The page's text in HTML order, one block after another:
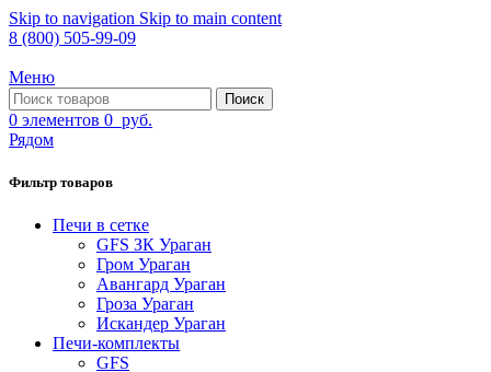
Skip to navigation Skip to main content
8 (800) 505-99-09
Меню
Поиск
0 элементов 0 руб.
Рядом
Фильтр товаров
Печи в сетке
GFS ЗК Ураган
Гром Ураган
Авангард Ураган
Гроза Ураган
Искандер Ураган
Печи-комплекты
GFS